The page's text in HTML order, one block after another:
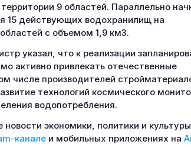
9 областей. Параллельно
15 действующих водохранилищ на
с объемом 1,9 км3.
указал, что к реализации
активно привлекать отечественные
числе производителей
технологий космического
водопотребления.
экономики, политики и
каналеи мобильных приложениях на